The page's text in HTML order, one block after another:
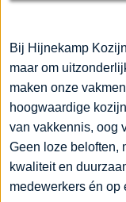
Bij Hijnekamp
maar om
maken onze
hoogwaardige
van vakkennis, oog
Geen loze beloften,
kwaliteit en
medewerkers én op